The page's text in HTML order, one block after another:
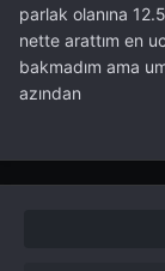
parlak olanına
nette arattım en
bakmadım ama
azından